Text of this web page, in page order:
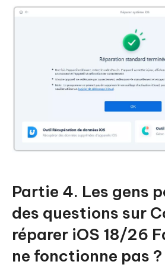
Partie 4. Les gens
des questions sur
réparer iOS 18/26
ne fonctionne pas ?